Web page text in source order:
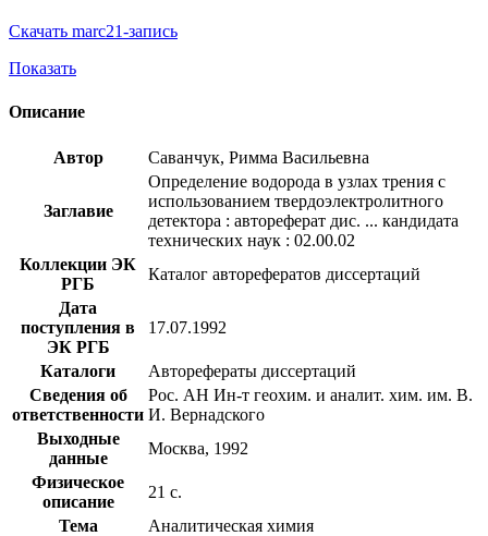
Скачать marc21-запись
Показать
Описание
Автор Саванчук, Римма Васильевна
Заглавие
Определение водорода в узлах трения с
использованием твердоэлектролитного
детектора : автореферат дис. ... кандидата
технических наук : 02.00.02
Коллекции ЭК
РГБ
Каталог авторефератов диссертаций
Дата
поступления в
ЭК РГБ
17.07.1992
Каталоги
Авторефераты диссертаций
Сведения об
ответственности
Рос. АН Ин-т геохим. и аналит. хим. им. В.
И. Вернадского
Выходные
данные
Москва, 1992
Физическое
описание
21 с.
Тема
Аналитическая химия